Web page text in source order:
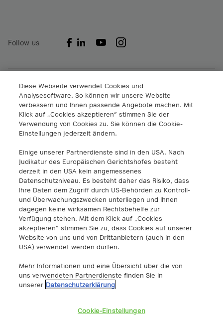
Follow us
A1 Digital International GmbH & Co KG
Lassallestraße 9
1020 Wien
info@a1.digital
+43 5 06640
A1 Digital Spain S.L.
Calle Federico Salmón 13
28016 Madrid, España
info@a1.digital
A1 Digital Deutschland GmbH
Kustermannpark
Rosenheimer Strasse 116
D-81669 München
Akenes SA
Diese Webseite verwendet Cookies und
Analysesoftware. So können wir unsere Website
verbessern und Ihnen passende Angebote machen. Mit
Klick auf „Cookies akzeptieren“ stimmen Sie der
Verwendung von Cookies zu. Sie können die Cookie-
Einstellungen jederzeit ändern.
Einige unserer Partnerdienste sind in den USA. Nach
Judikatur des Europäischen Gerichtshofes besteht
derzeit in den USA kein angemessenes
Datenschutzniveau. Es besteht daher das Risiko, dass
Ihre Daten dem Zugriff durch US-Behörden zu Kontroll-
und Überwachungszwecken unterliegen und Ihnen
dagegen keine wirksamen Rechtsbehelfe zur
Verfügung stehen. Mit dem Klick auf „Cookies
akzeptieren“ stimmen Sie zu, dass Cookies auf unserer
Website von uns und von Drittanbietern (auch in den
USA) verwendet werden dürfen.
Mehr Informationen und eine Übersicht über die von
uns verwendeten Partnerdienste finden Sie in
unserer Datenschutzerklärung
Cookie-Einstellungen